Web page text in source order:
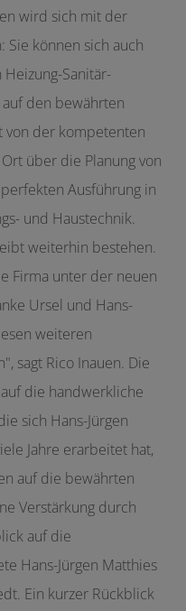
wird sich mit der
Sie können sich auch
Sanitär-
den bewährten
von der kompetenten
über die Planung von
Ausführung in
und Haustechnik.
weiterhin bestehen.
Firma unter der neuen
Ursel und Hans-
weiteren
sagt Rico Inauen. Die
die handwerkliche
sich Hans-Jürgen
Jahre erarbeitet hat,
auf die bewährten
Verstärkung durch
auf die
Hans-Jürgen Matthies
Ein kurzer Rückblick